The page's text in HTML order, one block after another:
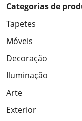
Categorias de
Tapetes
Móveis
Decoração
Iluminação
Arte
Exterior